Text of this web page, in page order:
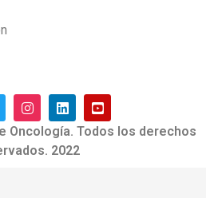
Oncología. Todos los derechos
2022